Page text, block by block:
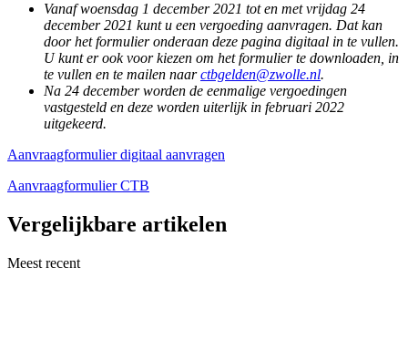
Vanaf woensdag 1 december 2021 tot en met vrijdag 24
december 2021 kunt u een vergoeding aanvragen. Dat kan
door het formulier onderaan deze pagina digitaal in te vullen.
U kunt er ook voor kiezen om het formulier te downloaden, in
te vullen en te mailen naarctbgelden@zwolle.nl.
Na 24 december worden de eenmalige vergoedingen
vastgesteld en deze worden uiterlijk in februari 2022
uitgekeerd.
Aanvraagformulier digitaal aanvragen
Aanvraagformulier CTB
Vergelijkbare artikelen
Meest recent